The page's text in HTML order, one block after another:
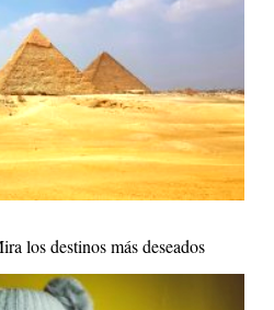
los destinos más deseados